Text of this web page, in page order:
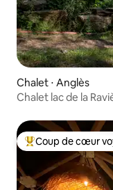
Chalet ⋅ Anglès
Chalet lac de la
Coups de cœur
Coup de cœur